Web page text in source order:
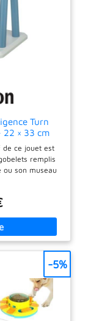
Turn
22 × 33 cm
de ce jouet est
remplis
son museau
: Le jeu de
offre une
qu'aux
:
distribution de
grâce à un
Pour augmenter
défier ton
les couvercles
-5%